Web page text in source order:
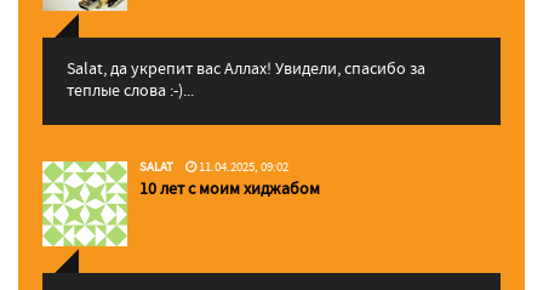
Salat, да укрепит вас Аллаx! Увидели, спасибо за
теплые слова :-)...
SALAT 11.04.2025, 09:02
10 лет с моим хиджабом